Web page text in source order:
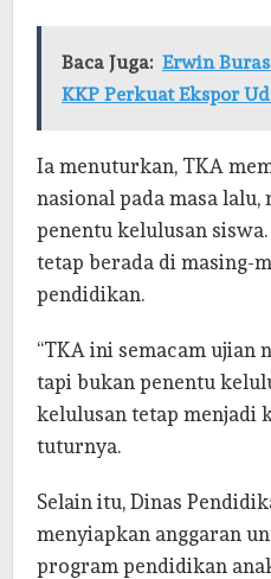
Baca Juga: Erwin
KKP Perkuat Ekspor
Ia menuturkan, TKA
nasional pada masa
penentu kelulusan
tetap berada di masing-
pendidikan.
“TKA ini semacam ujian
tapi bukan penentu
kelulusan tetap menjadi
tuturnya.
Selain itu, Dinas
menyiapkan anggaran
program pendidikan